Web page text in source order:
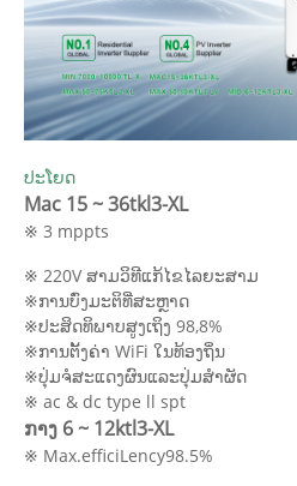
ປະໂຍດ
Mac 15 ~ 36tkl3-XL
※ 3 mppts
※ 220V ສາມວິທີແກ້ໄຂໄລຍະສາມ
※ການບົ່ງມະຕິທີ່ສະຫຼາດ
※ປະສິດທິພາບສູງເຖິງ 98,8%
※ການຕັ້ງຄ່າ WiFi ໃນທ້ອງຖິ່ນ
※ປຸ່ມຈໍສະແດງຜົນແລະປຸ່ມສໍາຜັດ
※ ac & dc type ll spt
ກາງ 6 ~ 12ktl3-XL
※ Max.efficiLency98.5%